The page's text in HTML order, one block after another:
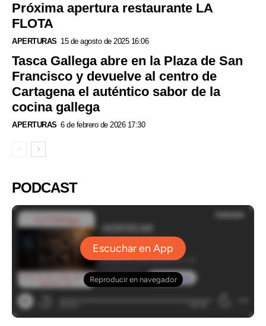
Próxima apertura restaurante LA
FLOTA
APERTURAS 15 de agosto de 2025 16:06
Tasca Gallega abre en la Plaza de San
Francisco y devuelve al centro de
Cartagena el auténtico sabor de la
cocina gallega
APERTURAS 6 de febrero de 2026 17:30
PODCAST